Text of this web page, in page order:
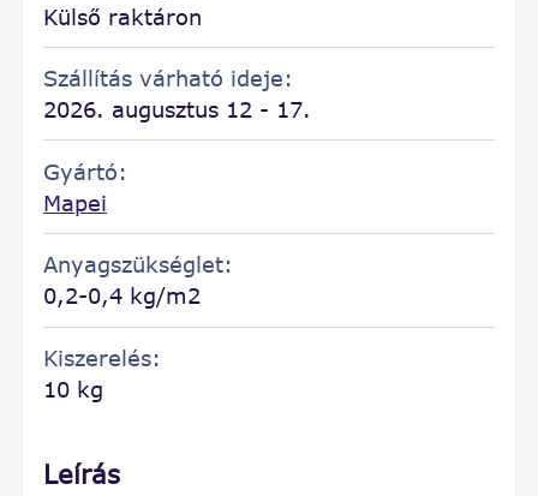
Külső raktáron
Szállítás várható ideje:
2026. augusztus 12 - 17.
Gyártó:
Mapei
Anyagszükséglet:
0,2-0,4 kg/m2
Kiszerelés:
10 kg
Leírás